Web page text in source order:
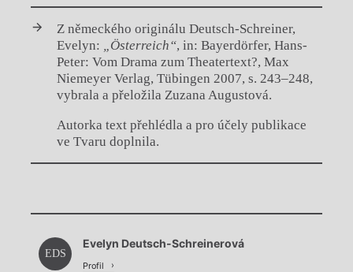
Z německého originálu Deutsch-Schreiner,
Evelyn: „Österreich“, in: Bayerdörfer, Hans-
Peter: Vom Drama zum Theatertext?, Max
Niemeyer Verlag, Tübingen 2007, s. 243–248,
vybrala a přeložila Zuzana Augustová.
Autorka text přehlédla a pro účely publikace
ve Tvaru doplnila.
Chviličku.
Načítá se.
EDS
Evelyn Deutsch-Schreinerová
Profil